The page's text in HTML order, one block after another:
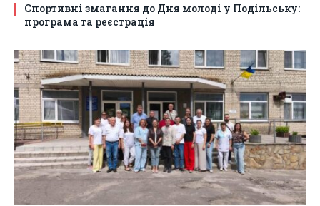
Спортивні змагання до Дня молоді у Подільську:
програма та реєстрація